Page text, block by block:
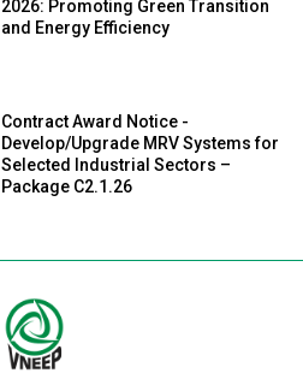
2026: Promoting Green Transition
and Energy Efficiency
Contract Award Notice -
Develop/Upgrade MRV Systems for
Selected Industrial Sectors –
Package C2.1.26